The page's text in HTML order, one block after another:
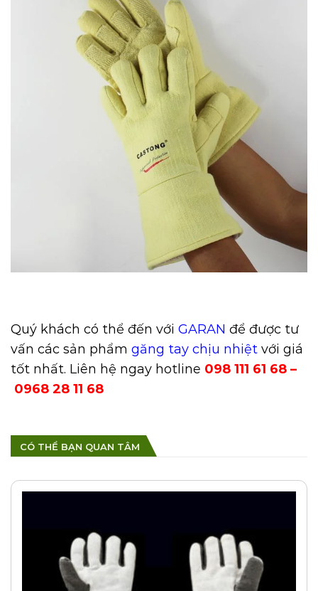
Quý khách có thể đến với GARAN để được tư
vấn các sản phẩm găng tay chịu nhiệt với giá
tốt nhất. Liên hệ ngay hotline 098 111 61 68 –
0968 28 11 68
CÓ THỂ BẠN QUAN TÂM